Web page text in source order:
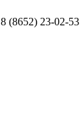
8 (8652) 23-02-53